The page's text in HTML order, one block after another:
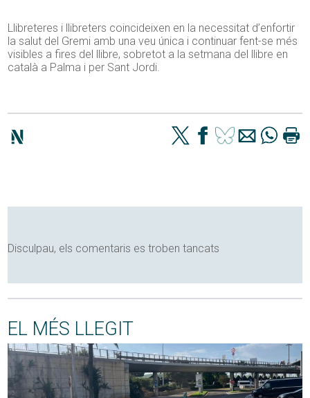
Llibreteres i llibreters coincideixen en la necessitat d’enfortir
la salut del Gremi amb una veu única i continuar fent-se més
visibles a fires del llibre, sobretot a la setmana del llibre en
català a Palma i per Sant Jordi.
Disculpau, els comentaris es troben tancats
EL MÉS LLEGIT